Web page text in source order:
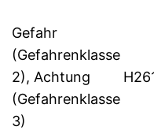
Gefahr
(Gefahrenklasse
2), Achtung
(Gefahrenklasse
3)